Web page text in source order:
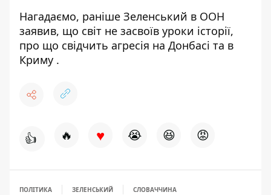
Нагадаємо, раніше Зеленський в ООН
заявив, що світ не засвоїв уроки історії,
про що свідчить агресія на Донбасі та в
Криму .
👍 🔥 ♥ 😭 😆 😡
ПОЛІТИКА ЗЕЛЕНСЬКИЙ СЛОВАЧЧИНА